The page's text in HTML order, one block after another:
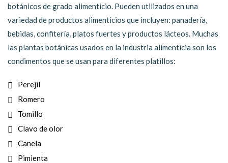
botánicos de grado alimenticio. Pueden utilizados en una
variedad de productos alimenticios que incluyen: panadería,
bebidas, confitería, platos fuertes y productos lácteos. Muchas
las plantas botánicas usados en la industria alimenticia son los
condimentos que se usan para diferentes platillos:
Perejil
Romero
Tomillo
Clavo de olor
Canela
Pimienta